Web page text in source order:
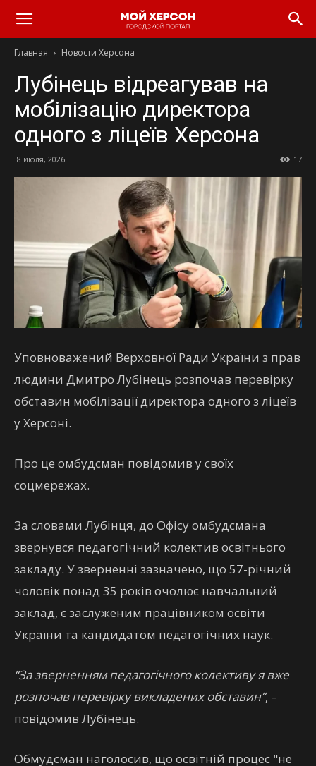
Главная Новости Херсона
Лубінець відреагував на
мобілізацію директора
одного з ліцеїв Херсона
8 июля, 2026 17
Уповноважений Верховної Ради України з прав
людини Дмитро Лубінець розпочав перевірку
обставин мобілізації директора одного з ліцеїв
у Херсоні.
Про це омбудсман повідомив у своїх
соцмережах.
За словами Лубінця, до Офісу омбудсмана
звернувся педагогічний колектив освітнього
закладу. У зверненні зазначено, що 57-річний
чоловік понад 35 років очолює навчальний
заклад, є заслуженим працівником освіти
України та кандидатом педагогічних наук.
“За зверненням педагогічного колективу я вже
розпочав перевірку викладених обставин”, –
повідомив Лубінець.
Обмудсман наголосив, що освітній процес "не